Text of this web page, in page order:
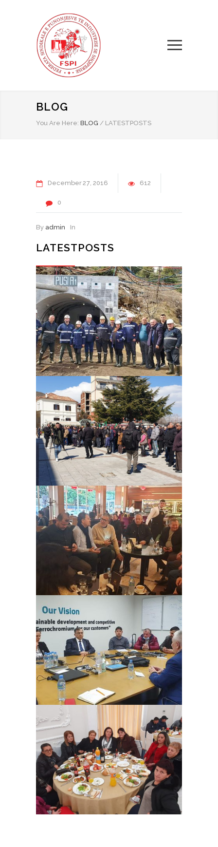
BLOG
You Are Here: BLOG / LATESTPOSTS
December27 2016 612
0
By admin In
LATESTPOSTS